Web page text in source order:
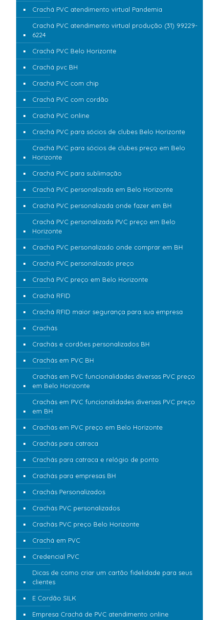
Crachá PVC atendimento virtual Pandemia
Crachá PVC atendimento virtual produção (31) 99229-
6224
Crachá PVC Belo Horizonte
Crachá pvc BH
Crachá PVC com chip
Crachá PVC com cordão
Crachá PVC online
Crachá PVC para sócios de clubes Belo Horizonte
Crachá PVC para sócios de clubes preço em Belo
Horizonte
Crachá PVC para sublimação
Crachá PVC personalizada em Belo Horizonte
Crachá PVC personalizada onde fazer em BH
Crachá PVC personalizada PVC preço em Belo
Horizonte
Crachá PVC personalizado onde comprar em BH
Crachá PVC personalizado preço
Crachá PVC preço em Belo Horizonte
Crachá RFID
Crachá RFID maior segurança para sua empresa
Crachás
Crachás e cordões personalizados BH
Crachás em PVC BH
Crachás em PVC funcionalidades diversas PVC preço
em Belo Horizonte
Crachás em PVC funcionalidades diversas PVC preço
em BH
Crachás em PVC preço em Belo Horizonte
Crachás para catraca
Crachás para catraca e relógio de ponto
Crachás para empresas BH
Crachás Personalizados
Crachás PVC personalizados
Crachás PVC preço Belo Horizonte
Crachá em PVC
Credencial PVC
Dicas de como criar um cartão fidelidade para seus
clientes
E Cordão SILK
Empresa Crachá de PVC atendimento online